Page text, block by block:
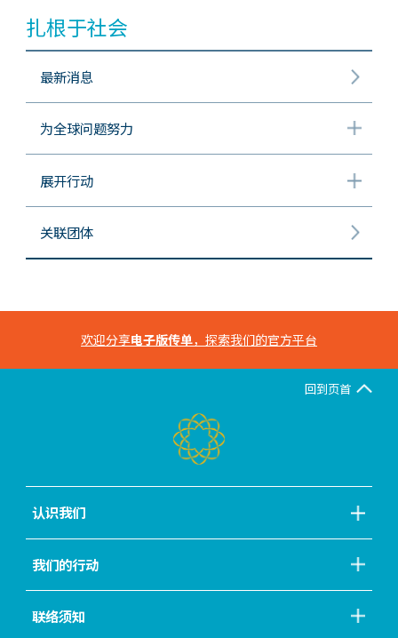
扎根于社会
最新消息
为全球问题努力
展开行动
关联团体
欢迎分享电子版传单，探索我们的官方平台
回到页首
认识我们
我们的行动
联络须知